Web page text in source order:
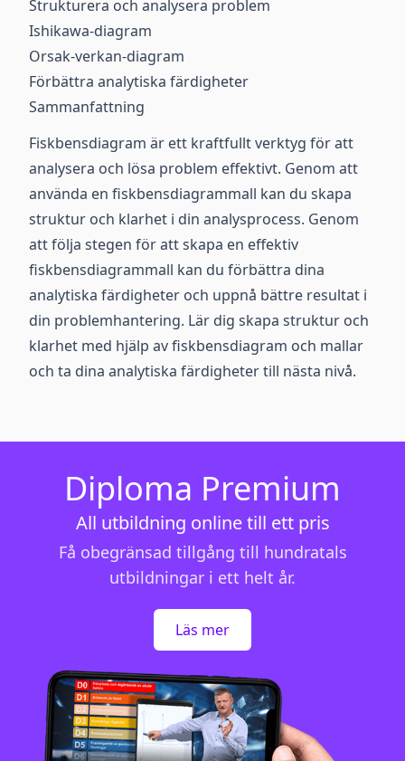
Strukturera och analysera problem
Ishikawa-diagram
Orsak-verkan-diagram
Förbättra analytiska färdigheter
Sammanfattning
Fiskbensdiagram är ett kraftfullt verktyg för att
analysera och lösa problem effektivt. Genom att
använda en fiskbensdiagrammall kan du skapa
struktur och klarhet i din analysprocess. Genom
att följa stegen för att skapa en effektiv
fiskbensdiagrammall kan du förbättra dina
analytiska färdigheter och uppnå bättre resultat i
din problemhantering. Lär dig skapa struktur och
klarhet med hjälp av fiskbensdiagram och mallar
och ta dina analytiska färdigheter till nästa nivå.
Diploma Premium
All utbildning online till ett pris
Få obegränsad tillgång till hundratals
utbildningar i ett helt år.
Läs mer